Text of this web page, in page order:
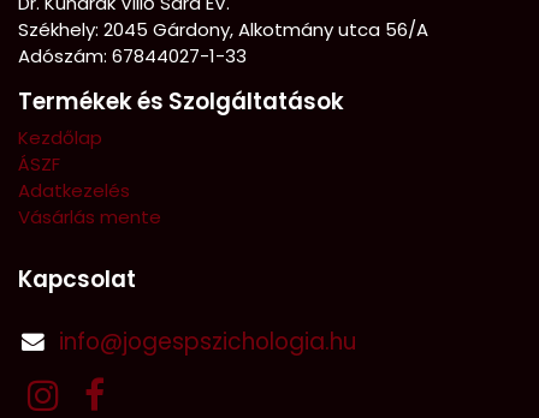
Székhely: 2045 Gárdony, Alkotmány utca 56/A
Adószám: 67844027-1-33
Termékek és Szolgáltatások
Kezdőlap
ÁSZF
Adatkezelés
Vásárlás mente
Kapcsolat
info@jogespszichologia.hu